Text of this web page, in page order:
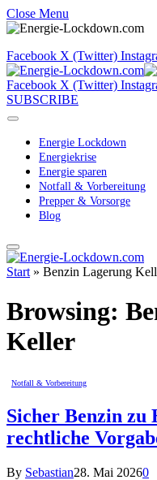
Close Menu
Facebook X (Twitter)
Facebook X (Twitter)
SUBSCRIBE
Energie Lockdown
Energiekrise
Energie sparen
Notfall & Vorbereitung
Prepper & Vorsorge
Blog
Start » Benzin Lagerung
Browsing:
Keller
Notfall & Vorbereitung
Sicher Benzin zu
rechtliche
By Sebastian28. Mai 20260